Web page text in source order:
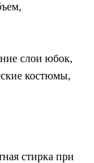
слои юбок,
костюмы,
стирка при